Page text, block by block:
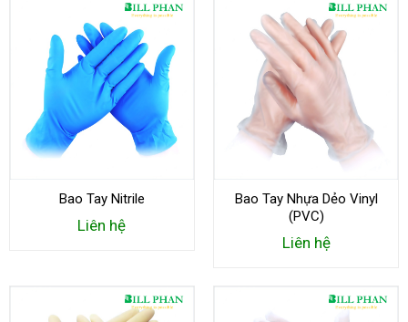
Bao Tay Nitrile
Liên hệ
Bao Tay Nhựa Dẻo Vinyl
(PVC)
Liên hệ